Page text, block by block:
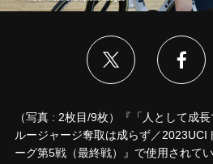
（写真 : 2枚目/9枚）『「人として成
ルージャージ奪取は成らず／2023UCI
ーグ第5戦（最終戦）』で使用されてい